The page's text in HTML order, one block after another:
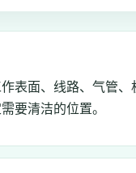
表面、线路、气管、
要清洁的位置。